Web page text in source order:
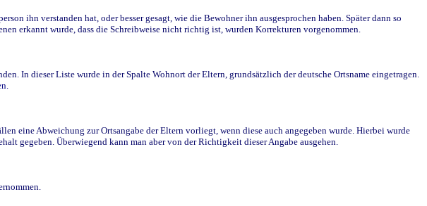
ihn verstanden hat, oder besser gesagt, wie die Bewohner ihn ausgesprochen haben. Später dann so
erkannt wurde, dass die Schreibweise nicht richtig ist, wurden Korrekturen vorgenommen.
In dieser Liste wurde in der Spalte Wohnort der Eltern, grundsätzlich der deutsche Ortsname eingetragen.
eine Abweichung zur Ortsangabe der Eltern vorliegt, wenn diese auch angegeben wurde. Hierbei wurde
gegeben. Überwiegend kann man aber von der Richtigkeit dieser Angabe ausgehen.